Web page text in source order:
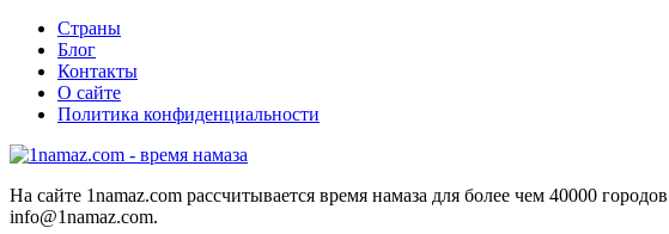
Страны
Блог
Контакты
О сайте
Политика конфиденциальности
На сайте 1namaz.com рассчитывается время намаза для более чем 40000
info@1namaz.com.